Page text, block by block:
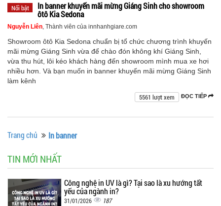
Nổi bật
In banner khuyến mãi mừng Giáng Sinh cho showroom
ôtô Kia Sedona
Nguyễn Liên, Thành viên của innhanhgiare.com
Showroom ôtô Kia Sedona chuẩn bị tổ chức chương trình khuyến
mãi mừng Giáng Sinh vừa để chào đón không khí Giáng Sinh,
vừa thu hút, lôi kéo khách hàng đến showroom mình mua xe hơi
nhiều hơn. Và bạn muốn in banner khuyến mãi mừng Giáng Sinh
làm kênh
ĐỌC TIẾP
5561 lượt xem
Trang chủ In banner
TIN MỚI NHẤT
Công nghệ in UV là gì? Tại sao là xu hướng tất
yếu của ngành in?
31/01/2026 187